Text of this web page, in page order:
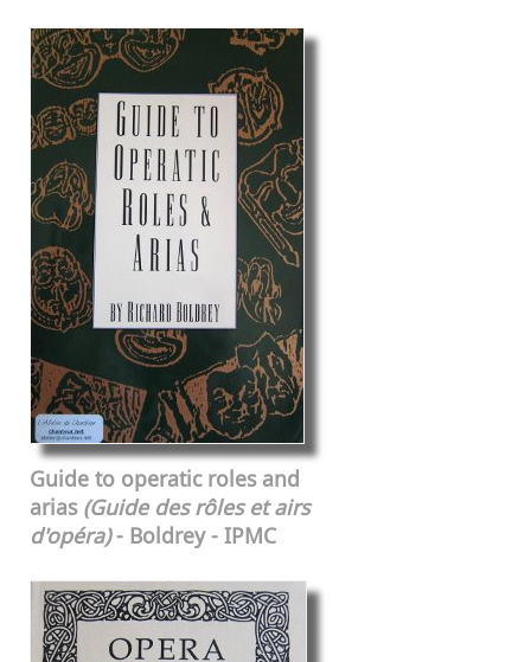
Guide to operatic roles and
arias (Guide des rôles et airs
d'opéra)- Boldrey - IPMC